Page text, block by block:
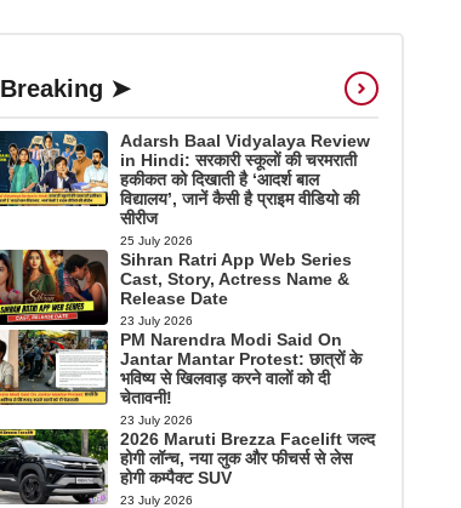
Breaking ➤
Adarsh Baal Vidyalaya Review
in Hindi: सरकारी स्कूलों की चरमराती
हकीकत को दिखाती है ‘आदर्श बाल
विद्यालय’, जानें कैसी है प्राइम वीडियो की
सीरीज
25 July 2026
Sihran Ratri App Web Series
Cast, Story, Actress Name &
Release Date
23 July 2026
PM Narendra Modi Said On
Jantar Mantar Protest: छात्रों के
भविष्य से खिलवाड़ करने वालों को दी
चेतावनी!
23 July 2026
2026 Maruti Brezza Facelift जल्द
होगी लॉन्च, नया लुक और फीचर्स से लेस
होगी कम्पैक्ट SUV
23 July 2026